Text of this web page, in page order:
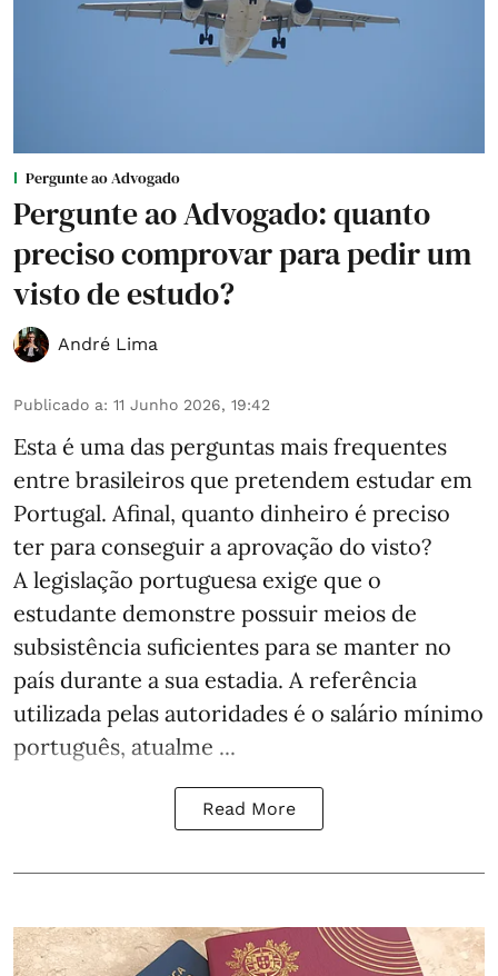
Pergunte ao Advogado
Pergunte ao Advogado: quanto
preciso comprovar para pedir um
visto de estudo?
André Lima
Publicado a: 11 Junho 2026, 19:42
Esta é uma das perguntas mais frequentes
entre brasileiros que pretendem estudar em
Portugal. Afinal, quanto dinheiro é preciso
ter para conseguir a aprovação do visto?
A legislação portuguesa exige que o
estudante demonstre possuir meios de
subsistência suficientes para se manter no
país durante a sua estadia. A referência
utilizada pelas autoridades é o salário mínimo
português, atualme ...
Read More